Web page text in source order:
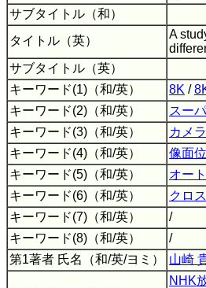
サブタイトル（和）
タイトル（英）
A
サブタイトル（英）
キーワード(1)（和/英）
8K /
キーワード(2)（和/英）
スー
キーワード(3)（和/英）
カメラ
キーワード(4)（和/英）
像面
キーワード(5)（和/英）
オー
キーワード(6)（和/英）
クロ
キーワード(7)（和/英）
/
キーワード(8)（和/英）
/
第1著者 氏名（和/英/ヨミ）
山崎
NHK